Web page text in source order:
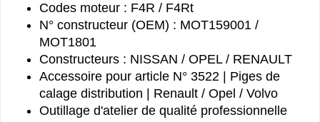
Codes moteur : F4R / F4Rt
N° constructeur (OEM) : MOT159001 /
MOT1801
Constructeurs : NISSAN / OPEL / RENAULT
Accessoire pour article N° 3522 | Piges de
calage distribution | Renault / Opel / Volvo
Outillage d'atelier de qualité professionnelle